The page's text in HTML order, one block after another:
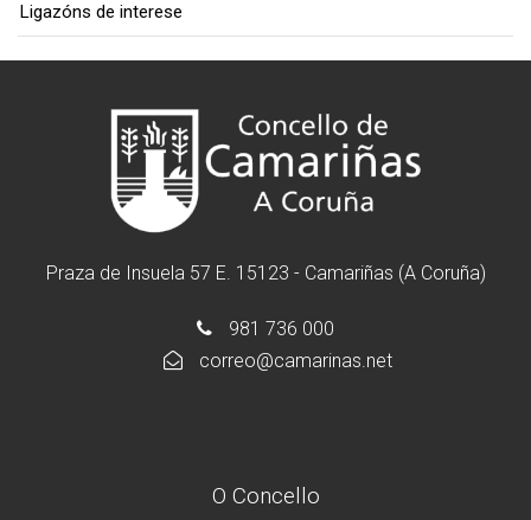
Ligazóns de interese
Praza de Insuela 57 E. 15123 - Camariñas (A Coruña)
981 736 000
correo@camarinas.net
O Concello